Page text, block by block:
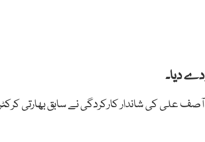
دے دیا۔
علی کی شاندار کارکردگی نے سابق بھارتی